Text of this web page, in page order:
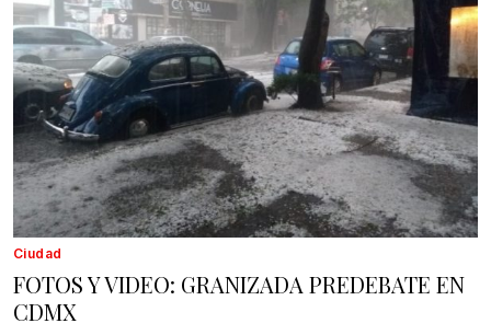
Ciudad
FOTOS Y VIDEO: GRANIZADA PREDEBATE EN
CDMX